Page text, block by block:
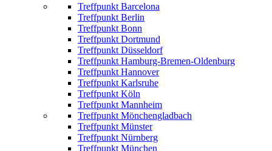
Treffpunkt Barcelona
Treffpunkt Berlin
Treffpunkt Bonn
Treffpunkt Dortmund
Treffpunkt Düsseldorf
Treffpunkt Hamburg-Bremen-Oldenburg
Treffpunkt Hannover
Treffpunkt Karlsruhe
Treffpunkt Köln
Treffpunkt Mannheim
Treffpunkt Mönchengladbach
Treffpunkt Münster
Treffpunkt Nürnberg
Treffpunkt München